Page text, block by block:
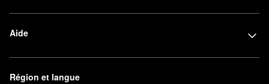
Aide
Région et langue